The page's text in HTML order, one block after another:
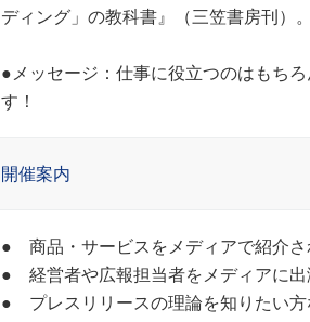
ディング」の教科書』（三笠書房刊）。
●︎メッセージ：仕事に役立つのはもち
す！
開催案内
● 商品・サービスをメディアで紹介さ
● 経営者や広報担当者をメディアに出
● プレスリリースの理論を知りたい方